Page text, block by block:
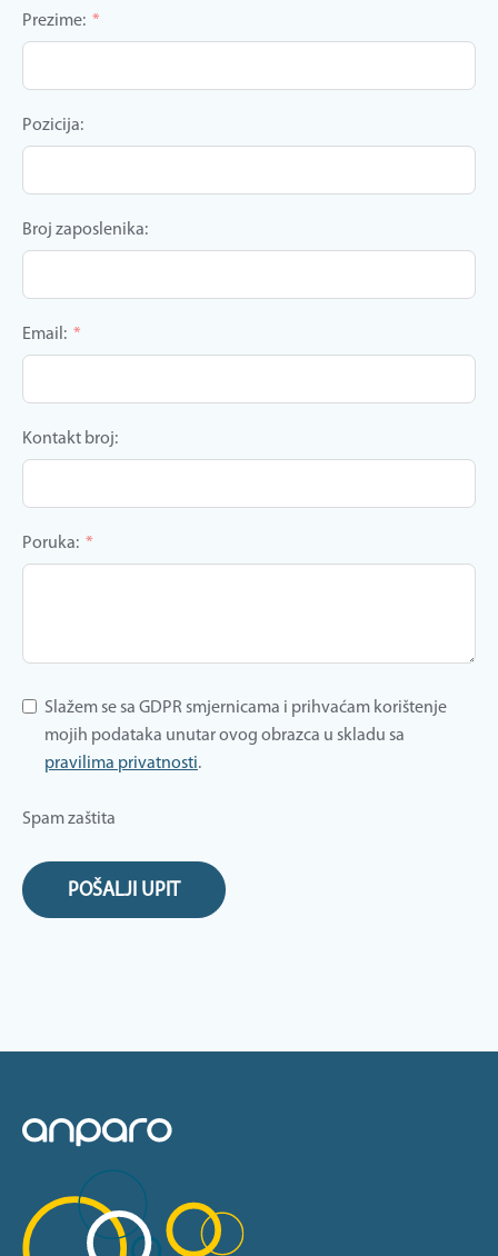
Prezime:
Pozicija:
Broj zaposlenika:
Email:
Kontakt broj:
Poruka:
Slažem se sa GDPR smjernicama i prihvaćam korištenje
mojih podataka unutar ovog obrazca u skladu sa
pravilima privatnosti
Spam zaštita
POŠALJI UPIT